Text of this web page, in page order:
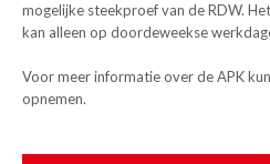
mogelijke steekproef van de RDW.
kan alleen op doordeweekse
Voor meer informatie over de APK
opnemen.